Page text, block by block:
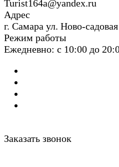
Turist164a@yandex.ru
Адрес
г. Cамара ул. Ново-
Режим работы
Ежедневно: с 10:00 до
Заказать звонок